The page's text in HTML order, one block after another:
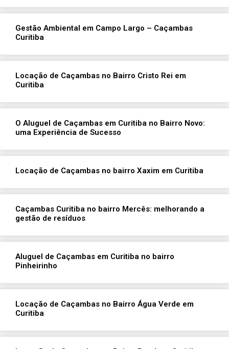
Gestão Ambiental em Campo Largo – Caçambas
Curitiba
Locação de Caçambas no Bairro Cristo Rei em
Curitiba
O Aluguel de Caçambas em Curitiba no Bairro Novo:
uma Experiência de Sucesso
Locação de Caçambas no bairro Xaxim em Curitiba
Caçambas Curitiba no bairro Mercês: melhorando a
gestão de resíduos
Aluguel de Caçambas em Curitiba no bairro
Pinheirinho
Locação de Caçambas no Bairro Água Verde em
Curitiba